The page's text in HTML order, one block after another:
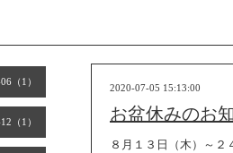
（1）
（1）
2020-07-05 15:13:00
お盆休みのお
８月１３日（木）～